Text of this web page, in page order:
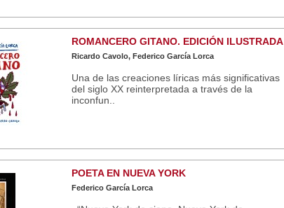
ROMANCERO GITANO. EDICIÓN ILUSTRADA
Ricardo Cavolo, Federico García Lorca
Una de las creaciones líricas más significativas
del siglo XX reinterpretada a través de la
inconfun..
POETA EN NUEVA YORK
Federico García Lorca